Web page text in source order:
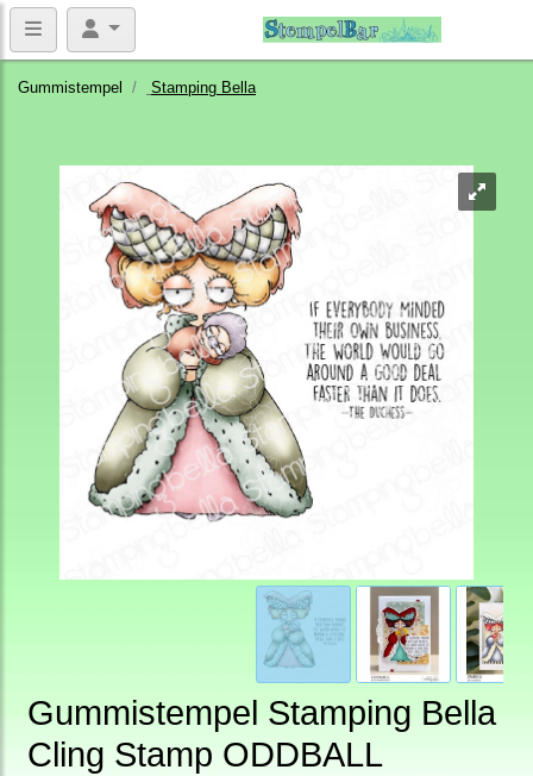
Gummistempel Stamping Bella
Gummistempel Stamping Bella
Cling Stamp ODDBALL